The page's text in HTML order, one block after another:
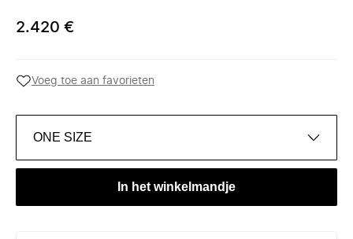
2.420 €
Voeg toe aan favorieten
ONE SIZE
In het winkelmandje